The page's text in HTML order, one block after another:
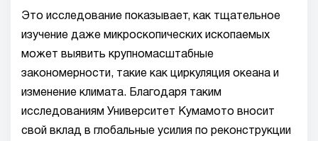
Это исследование показывает, как тщательное
изучение даже микроскопических ископаемых
может выявить крупномасштабные
закономерности, такие как циркуляция океана и
изменение климата. Благодаря таким
исследованиям Университет Кумамото вносит
свой вклад в глобальные усилия по реконструкции